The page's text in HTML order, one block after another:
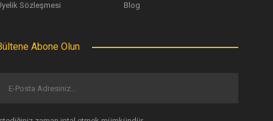
Sözleşmesi
Blog
Abone Olun